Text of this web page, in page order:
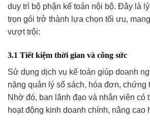
duy trì bộ phận kế toán nội bộ. Đây là
trọn gói trở thành lựa chọn tối ưu,
vượt trội:
3.1 Tiết kiệm thời gian và công sức
Sử dụng dịch vụ kế toán giúp doanh
nặng quản lý sổ sách, hóa đơn, chứng
Nhờ đó, ban lãnh đạo và nhân viên có
hoạt động kinh doanh chính, nâng cao